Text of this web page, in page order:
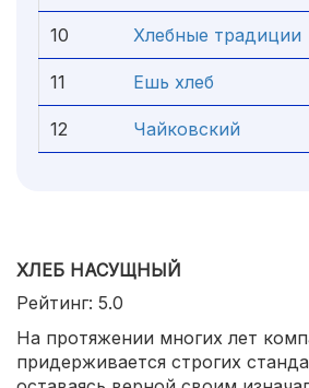
10 Хлебные традиции
11 Ешь хлеб
12 Чайковский
ХЛЕБ НАСУЩНЫЙ
Рейтинг: 5.0
На протяжении многих лет
придерживается строгих